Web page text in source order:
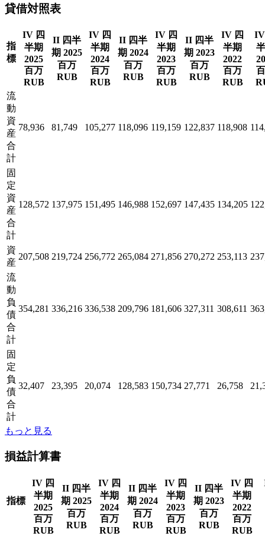
貸借対照表
指
標
IV 四
半期
2025
百万
RUB
II 四半
期 2025
百万
RUB
IV 四
半期
2024
百万
RUB
II 四半
期 2024
百万
RUB
IV 四
半期
2023
百万
RUB
II 四半
期 2023
百万
RUB
IV 四
半期
2022
百万
RUB
流
動
資
産
合
計
78,936 81,749 105,277 118,096 119,159 122,837 118,908
固
定
資
産
合
計
128,572 137,975 151,495 146,988 152,697 147,435 134,205
資
産
207,508 219,724 256,772 265,084 271,856 270,272 253,113
流
動
負
債
合
計
354,281 336,216 336,538 209,796 181,606 327,311 308,611
固
定
負
債
合
計
32,407 23,395 20,074 128,583 150,734 27,771 26,758
もっと見る
損益計算書
指標
IV 四
半期
2025
百万
RUB
II 四半
期 2025
百万
RUB
IV 四
半期
2024
百万
RUB
II 四半
期 2024
百万
RUB
IV 四
半期
2023
百万
RUB
II 四半
期 2023
百万
RUB
IV 四
半期
2022
百万
RUB